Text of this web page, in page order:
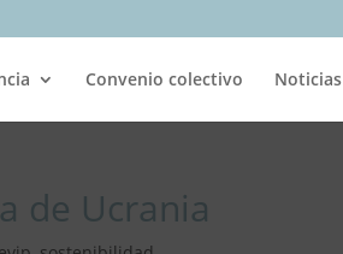
Convenio colectivo Noticias
de Ucrania